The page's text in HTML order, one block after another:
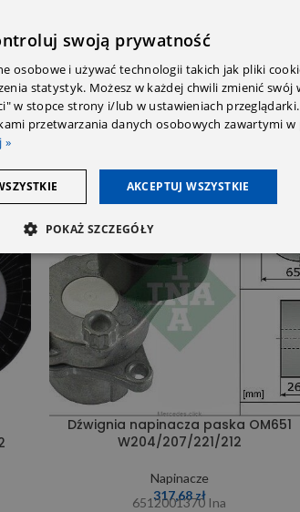
Dźwignia napinacza paska OM651
W204/207/221/212
Napinacze
317,68zł
6512001370 Ina
swoją prywatność
osobowe i używać technologii takich jak pliki
statystyk. Możesz w każdej chwili zmienić swój
w stopce strony i/lub w ustawieniach
przetwarzania danych osobowych zawartymi
»
AKCEPTUJ WSZYSTKIE
POKAŻ SZCZEGÓŁY